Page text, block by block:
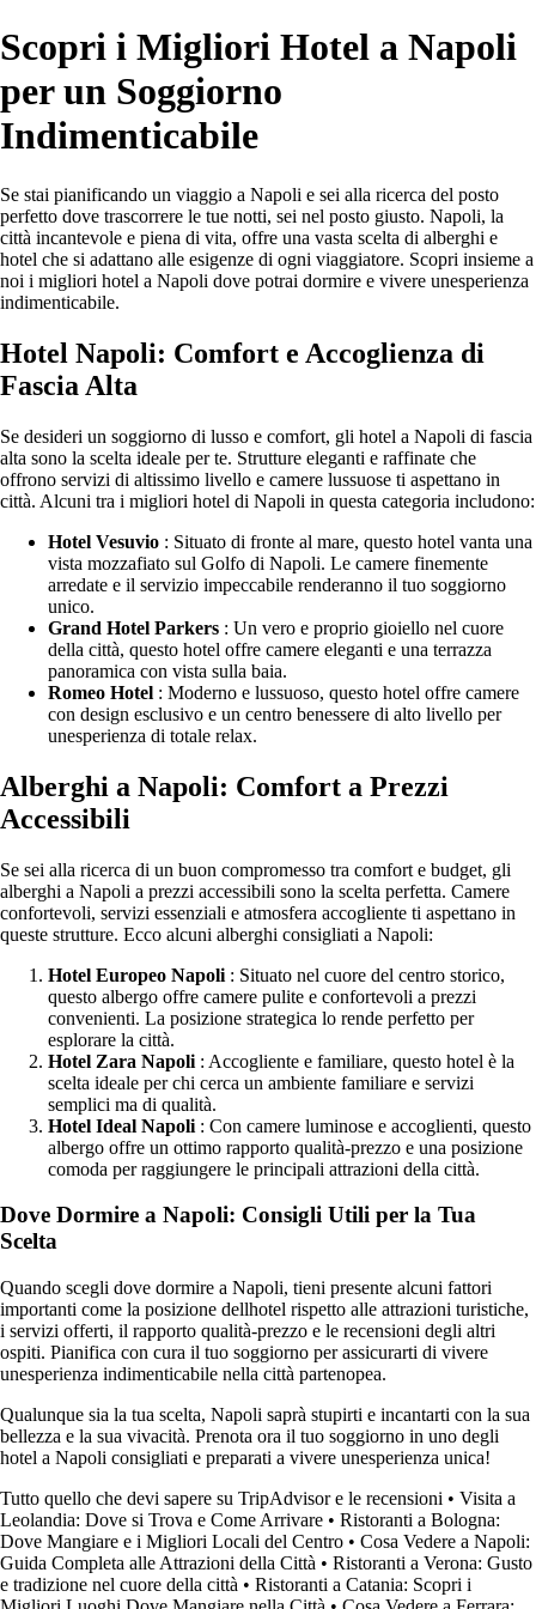
Scopri i Migliori Hotel a Napoli
per un Soggiorno
Indimenticabile
Se stai pianificando un viaggio a Napoli e sei alla ricerca del posto
perfetto dove trascorrere le tue notti, sei nel posto giusto. Napoli, la
città incantevole e piena di vita, offre una vasta scelta di alberghi e
hotel che si adattano alle esigenze di ogni viaggiatore. Scopri insieme a
noi i migliori hotel a Napoli dove potrai dormire e vivere unesperienza
indimenticabile.
Hotel Napoli: Comfort e Accoglienza di
Fascia Alta
Se desideri un soggiorno di lusso e comfort, gli hotel a Napoli di fascia
alta sono la scelta ideale per te. Strutture eleganti e raffinate che
offrono servizi di altissimo livello e camere lussuose ti aspettano in
città. Alcuni tra i migliori hotel di Napoli in questa categoria includono:
Hotel Vesuvio : Situato di fronte al mare, questo hotel vanta una
vista mozzafiato sul Golfo di Napoli. Le camere finemente
arredate e il servizio impeccabile renderanno il tuo soggiorno
unico.
Grand Hotel Parkers : Un vero e proprio gioiello nel cuore
della città, questo hotel offre camere eleganti e una terrazza
panoramica con vista sulla baia.
Romeo Hotel : Moderno e lussuoso, questo hotel offre camere
con design esclusivo e un centro benessere di alto livello per
unesperienza di totale relax.
Alberghi a Napoli: Comfort a Prezzi
Accessibili
Se sei alla ricerca di un buon compromesso tra comfort e budget, gli
alberghi a Napoli a prezzi accessibili sono la scelta perfetta. Camere
confortevoli, servizi essenziali e atmosfera accogliente ti aspettano in
queste strutture. Ecco alcuni alberghi consigliati a Napoli:
Hotel Europeo Napoli : Situato nel cuore del centro storico,
questo albergo offre camere pulite e confortevoli a prezzi
convenienti. La posizione strategica lo rende perfetto per
esplorare la città.
Hotel Zara Napoli : Accogliente e familiare, questo hotel è la
scelta ideale per chi cerca un ambiente familiare e servizi
semplici ma di qualità.
Hotel Ideal Napoli : Con camere luminose e accoglienti, questo
albergo offre un ottimo rapporto qualità-prezzo e una posizione
comoda per raggiungere le principali attrazioni della città.
Dove Dormire a Napoli: Consigli Utili per la Tua
Scelta
Quando scegli dove dormire a Napoli, tieni presente alcuni fattori
importanti come la posizione dellhotel rispetto alle attrazioni turistiche,
i servizi offerti, il rapporto qualità-prezzo e le recensioni degli altri
ospiti. Pianifica con cura il tuo soggiorno per assicurarti di vivere
unesperienza indimenticabile nella città partenopea.
Qualunque sia la tua scelta, Napoli saprà stupirti e incantarti con la sua
bellezza e la sua vivacità. Prenota ora il tuo soggiorno in uno degli
hotel a Napoli consigliati e preparati a vivere unesperienza unica!
Tutto quello che devi sapere su TripAdvisor e le recensioni • Visita a
Leolandia: Dove si Trova e Come Arrivare • Ristoranti a Bologna:
Dove Mangiare e i Migliori Locali del Centro • Cosa Vedere a Napoli:
Guida Completa alle Attrazioni della Città • Ristoranti a Verona: Gusto
e tradizione nel cuore della città • Ristoranti a Catania: Scopri i